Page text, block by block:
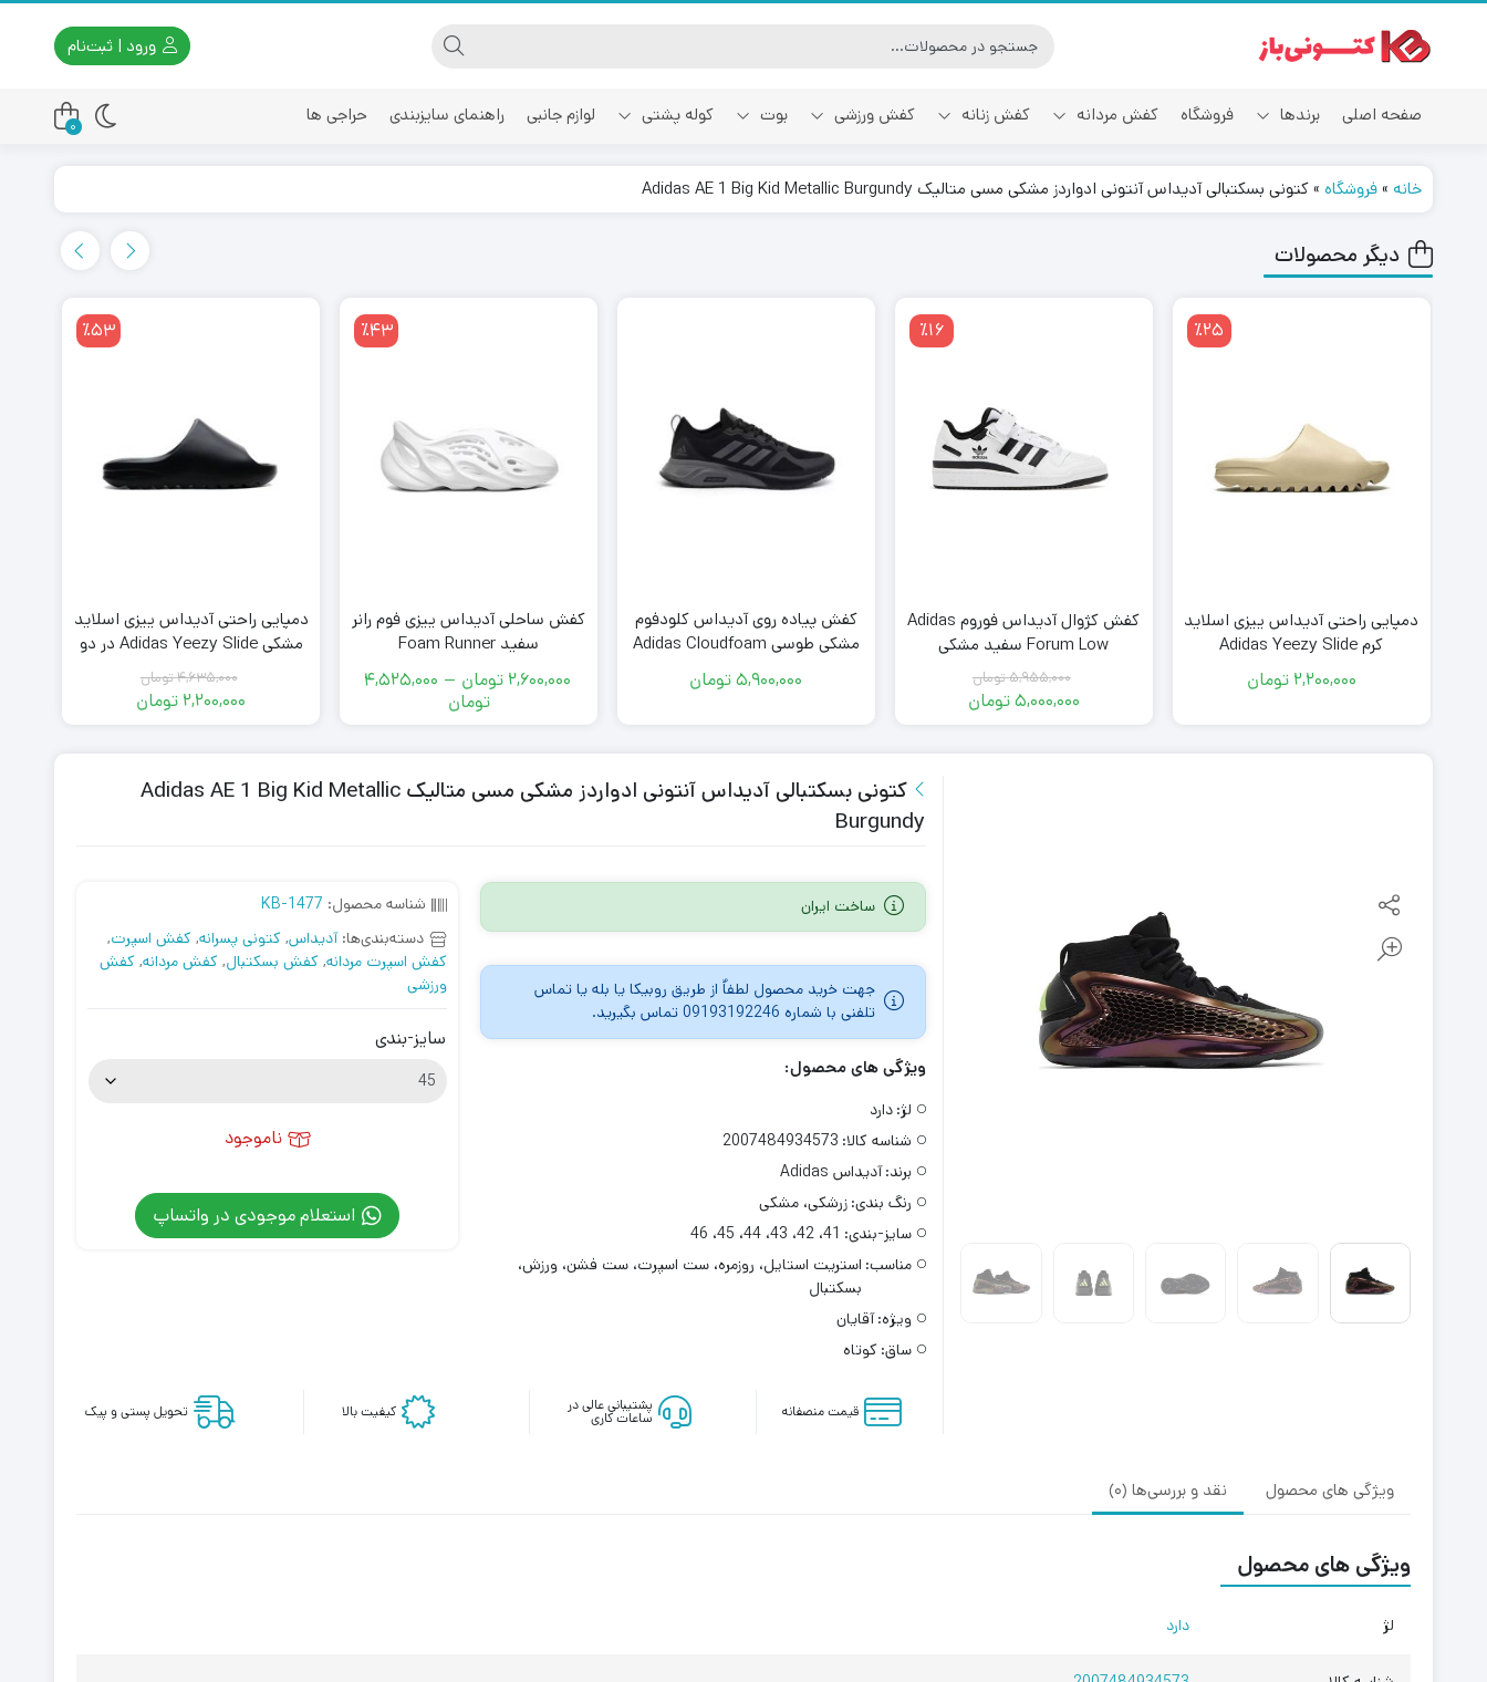
ورود | ثبت‌نام
صفحه اصلی برندها
آدیداس آفوایت
فروشگاه کفش مردانه کفش زنانه کفش ورزشی بوت کوله پشتی لوازم جانبی راهنمای سایزبندی حراجی ها
0
خانه »فروشگاه»کتونی بسکتبالی آدیداس آنتونی ادواردز مشکی مسی متالیک Adidas AE 1 Big Kid Metallic Burgundy
دیگر محصولات
٪25
دمپایی راحتی آدیداس ییزی اسلاید
کرم Adidas Yeezy Slide
2,200,000 تومان
٪16
کفش کژوال آدیداس فوروم Adidas
Forum Low سفید مشکی
5,955,000تومان
قیمت5,000,000تومان
کفش پیاده روی آدیداس کلودفوم
مشکی طوسی Adidas Cloudfoam
Nova Black Grey
5,900,000تومان
٪43
کفش ساحلی آدیداس ییزی فوم رانر
سفید Foam Runner
2,600,000 تومان –
4,525,000
تومان
تا
٪53
دمپایی راحتی آدیداس ییزی اسلاید
مشکی Adidas Yeezy Slide در دو
کیفیت
4,635,000تومان
قیمت
بود.
2,200,000 تومان
تومان
کتونی بسکتبالی آدیداس آنتونی ادواردز مشکی مسی متالیک Adidas AE 1 Big Kid Metallic
Burgundy
ساخت ایران
جهت خرید محصول لطفاٌ از طریق روبیکا یا بله یا تماس
تلفنی با شماره 09193192246 تماس بگیرید.
ویژگی های محصول:
لژ: دارد
شناسه کالا: 2007484934573
برند:آدیداس Adidas
رنگ بندی: زرشکی، مشکی
سایز-بندی: 41، 42، 43، 44، 45، 46
مناسب: استریت استایل، روزمره، ست اسپرت، ست فشن، ورزش،
بسکتبال
ویژه:آقایان
ساق: کوتاه
شناسه محصول: KB-1477
دسته‌بندی‌ها:آدیداس, کتونی پسرانه, کفش اسپرت,
کفش اسپرت مردانه, کفش بسکتبال, کفش مردانه, کفش
ورزشی
سایز-بندی
ناموجود
استعلام موجودی در واتساپ
قیمت منصفانه پشتیبانی عالی در
ساعات کاری کیفیت بالا تحویل پستی و پیک
ویژگی های محصول نقد و بررسی‌ها (0)
ویژگی های محصول
لژ دارد